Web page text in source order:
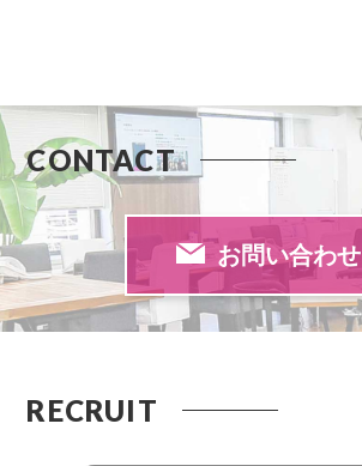
CONTACT
お問い合わせ
RECRUIT